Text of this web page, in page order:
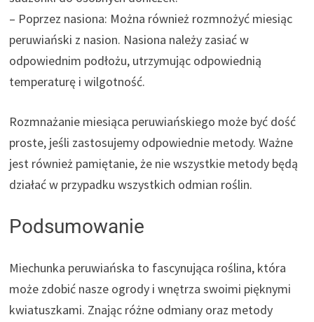
– Poprzez nasiona: Można również rozmnożyć miesiąc
peruwiański z nasion. Nasiona należy zasiać w
odpowiednim podłożu, utrzymując odpowiednią
temperaturę i wilgotność.
Rozmnażanie miesiąca peruwiańskiego może być dość
proste, jeśli zastosujemy odpowiednie metody. Ważne
jest również pamiętanie, że nie wszystkie metody będą
działać w przypadku wszystkich odmian roślin.
Podsumowanie
Miechunka peruwiańska to fascynująca roślina, która
może zdobić nasze ogrody i wnętrza swoimi pięknymi
kwiatuszkami. Znając różne odmiany oraz metody